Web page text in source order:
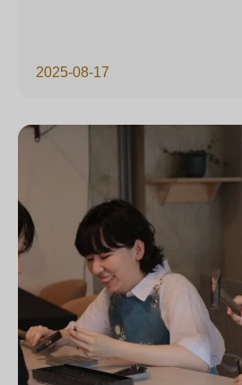
2025-08-17